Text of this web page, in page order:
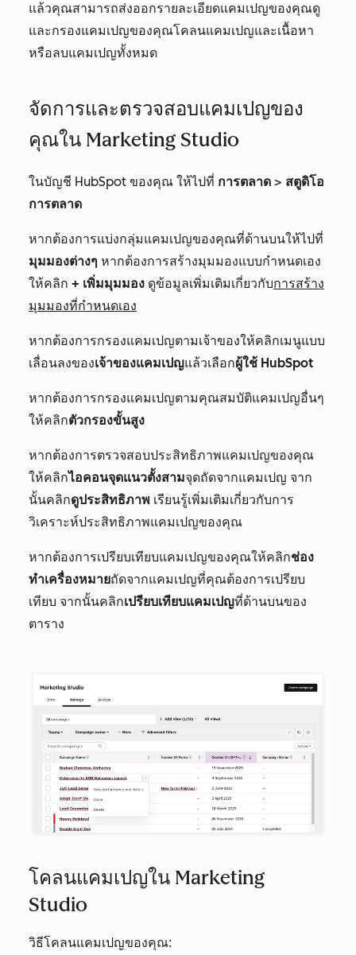
แล้วคุณสามารถส่งออกรายละเอียดแคมเปญของคุณดู
และกรองแคมเปญของคุณโคลนแคมเปญและเนื้อหา
หรือลบแคมเปญทั้งหมด
จัดการและตรวจสอบแคมเปญของ
คุณใน Marketing Studio
ในบัญชี HubSpot ของคุณ ให้ไปที่ การตลาด > สตูดิโอ
การตลาด
หากต้องการแบ่งกลุ่มแคมเปญของคุณที่ด้านบนให้ไปที่
มุมมองต่างๆ หากต้องการสร้างมุมมองแบบกำหนดเอง
ให้คลิก + เพิ่มมุมมอง ดูข้อมูลเพิ่มเติมเกี่ยวกับการสร้าง
มุมมองที่กำหนดเอง
หากต้องการกรองแคมเปญตามเจ้าของให้คลิกเมนูแบบ
เลื่อนลงของเจ้าของแคมเปญแล้วเลือกผู้ใช้ HubSpot
หากต้องการกรองแคมเปญตามคุณสมบัติแคมเปญอื่นๆ
ให้คลิกตัวกรองขั้นสูง
หากต้องการตรวจสอบประสิทธิภาพแคมเปญของคุณ
ให้คลิกไอคอนจุดแนวตั้งสามจุดถัดจากแคมเปญ จาก
นั้นคลิกดูประสิทธิภาพ เรียนรู้เพิ่มเติมเกี่ยวกับการ
วิเคราะห์ประสิทธิภาพแคมเปญของคุณ
หากต้องการเปรียบเทียบแคมเปญของคุณให้คลิกช่อง
ทำเครื่องหมายถัดจากแคมเปญที่คุณต้องการเปรียบ
เทียบ จากนั้นคลิกเปรียบเทียบแคมเปญที่ด้านบนของ
ตาราง
โคลนแคมเปญใน Marketing
Studio
วิธีโคลนแคมเปญของคุณ: